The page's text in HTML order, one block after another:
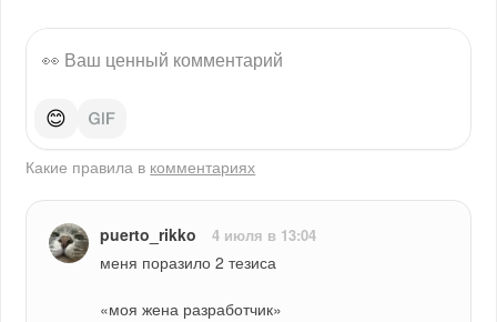
😊
Какие правила в комментариях
puerto_rikko 4 июля в 13:04
меня поразило 2 тезиса
«моя жена разработчик»